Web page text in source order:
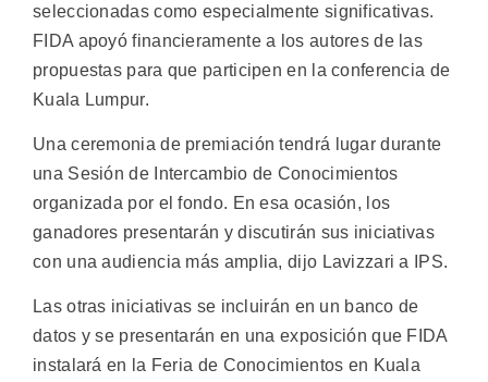
seleccionadas como especialmente significativas.
FIDA apoyó financieramente a los autores de las
propuestas para que participen en la conferencia de
Kuala Lumpur.
Una ceremonia de premiación tendrá lugar durante
una Sesión de Intercambio de Conocimientos
organizada por el fondo. En esa ocasión, los
ganadores presentarán y discutirán sus iniciativas
con una audiencia más amplia, dijo Lavizzari a IPS.
Las otras iniciativas se incluirán en un banco de
datos y se presentarán en una exposición que FIDA
instalará en la Feria de Conocimientos en Kuala